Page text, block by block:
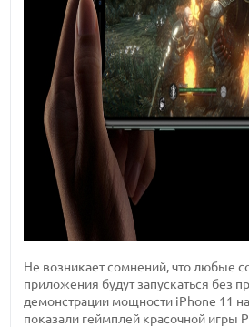
Не возникает сомнений, что любые
приложения будут запускаться без
демонстрации мощности iPhone 11
показали геймплей красочной игры